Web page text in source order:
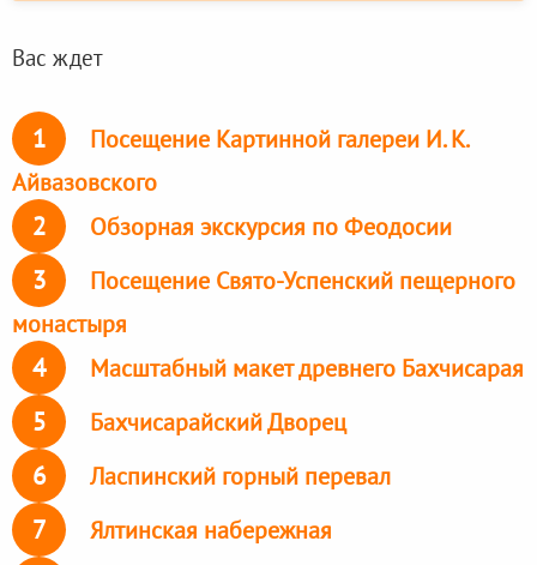
Вас ждет
1
Посещение Картинной галереи И. К.
Айвазовского
2 Обзорная экскурсия по Феодосии
3
Посещение Свято-Успенский пещерного
монастыря
4 Масштабный макет древнего Бахчисарая
5 Бахчисарайский Дворец
6 Ласпинский горный перевал
7 Ялтинская набережная